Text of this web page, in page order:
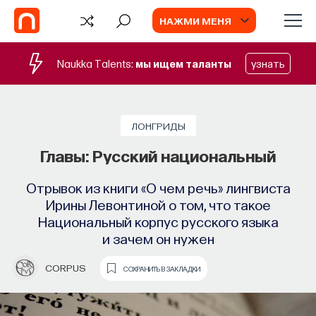
НАЖМИ МЕНЯ
Naukka Talents: мы ищем таланты узнать
ЛОНГРИДЫ
Главы: Русский национальный
Отрывок из книги «О чем речь» лингвиста
Ирины Левонтиной о том, что такое
Национальный корпус русского языка
и зачем он нужен
CORPUS СОХРАНИТЬ В ЗАКЛАДКИ
Наука сна: как управлять своим
сном
Почти треть жизни мы тратим на сон, но как
он работает и можно ли его приручить?
МИХАИЛ ПОЛУЭКТОВ СОХРАНИТЬ В ЗАКЛАДКИ
ВИДЕО
Повесть временных лет